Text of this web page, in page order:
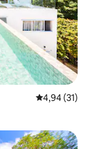
Classificação
4,94 (31)